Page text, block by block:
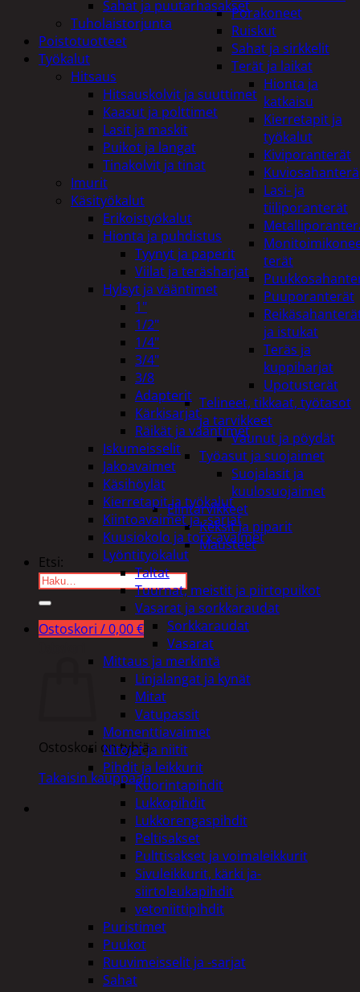
Porakoneet
Ruiskut
Sahat ja sirkkelit
Terät ja laikat
Hionta ja
katkaisu
Kierretapit ja
työkalut
Kiviporanterät
Kuviosahanterä
Lasi- ja
tiiliporanterät
terät
Puuporanterät
ja istukat
Teräs ja
kuppiharjat
Upotusterät
Telineet, tikkaat, työtasot
ja tarvikkeet
Vaunut ja pöydät
Työasut ja suojaimet
Suojalasit ja
kuulosuojaimet
Elintarvikkeet
Keksit ja piparit
Mausteet
Etsi:
Ostoskori /0,00€
Ostoskori on tyhjä.
Takaisin kauppaan
Sahat ja puutarhasakset
Tuholaistorjunta
Poistotuotteet
Työkalut
Hitsaus
Hitsauskolvit ja suuttimet
Kaasut ja polttimet
Lasit ja maskit
Puikot ja langat
Tinakolvit ja tinat
Imurit
Käsityökalut
Erikoistyökalut
Hionta ja puhdistus
Tyynyt ja paperit
Viilat ja teräsharjat
Hylsyt ja vääntimet
1"
1/2"
1/4"
3/4"
3/8
Adapterit
Kärkisarjat
Räikät ja vääntimet
Iskumeisselit
Jakoavaimet
Käsihöylät
Kierretapit ja työkalut
Kiintoavaimet ja -sarjat
Kuusiokolo ja torx-avaimet
Lyöntityökalut
Taltat
Tuurnat, meistit ja piirtopuikot
Vasarat ja sorkkaraudat
Sorkkaraudat
Vasarat
Mittaus ja merkintä
Linjalangat ja kynät
Mitat
Vatupassit
Momenttiavaimet
Nitojat ja niitit
Pihdit ja leikkurit
Kuorintapihdit
Lukkopihdit
Lukkorengaspihdit
Peltisakset
Pulttisakset ja voimaleikkurit
Sivuleikkurit, kärki ja-
siirtoleukapihdit
vetoniittipihdit
Puristimet
Puukot
Ruuvimeisselit ja -sarjat
Sahat